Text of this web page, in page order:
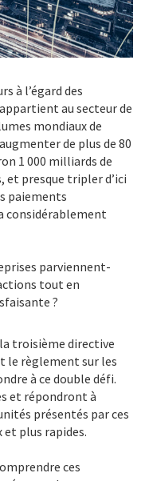
à l’égard des
au secteur de
mondiaux de
de plus de 80
1 000 milliards de
et presque tripler d’ici
paiements
considérablement
parviennent-
tout en
?
troisième directive
le règlement sur les
à ce double défi.
et répondront à
présentés par ces
et plus rapides.
ces